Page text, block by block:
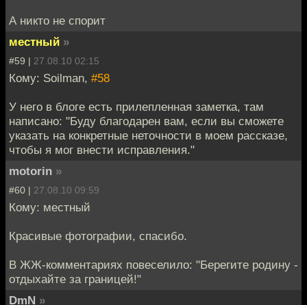
А никто не спорит
местный »
#59 | 27.08.10 02:15
Кому: Soilman, #58
У него в блоге есть прилепленная заметка, там
написано: "Буду благодарен вам, если вы сможете
указать на конкретные неточности в моем рассказе,
чтобы я мог внести исправления."
motorin »
#60 | 27.08.10 09:59
Кому: местный
Красивые фотографии, спасибо.
В ЖЖ-комментариях повеселило: "Берегите родину -
отдыхайте за границей!"
DmN »